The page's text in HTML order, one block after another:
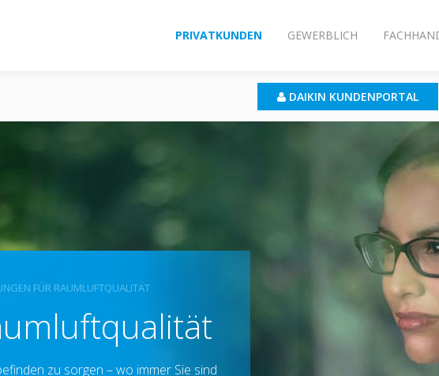
PRIVATKUNDEN GEWERBLICH
DAIKIN KUNDENPORTAL
FÜR RAUMLUFTQUALITÄT
zu sorgen – wo immer Sie sind